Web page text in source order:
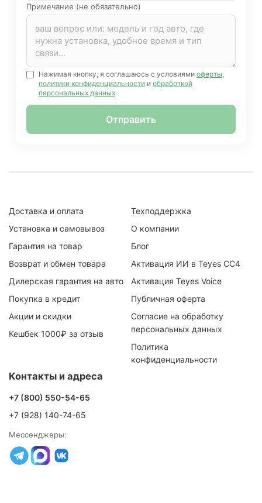
Примечание (не обязательно)
Нажимая кнопку, я соглашаюсь с условиями оферты,
политики конфиденциальности и обработкой
персональных данных
Отправить
Доставка и оплата
Установка и самовывоз
Гарантия на товар
Возврат и обмен товара
Дилерская гарантия на авто
Покупка в кредит
Акции и скидки
Кешбек 1000₽ за отзыв
Техподдержка
О компании
Блог
Активация ИИ в Teyes CC4
Активация Teyes Voice
Публичная оферта
Согласие на обработку
персональных данных
Политика
конфиденциальности
Контакты и адреса
+7 (800) 550-54-65
+7 (928) 140-74-65
Мессенджеры: